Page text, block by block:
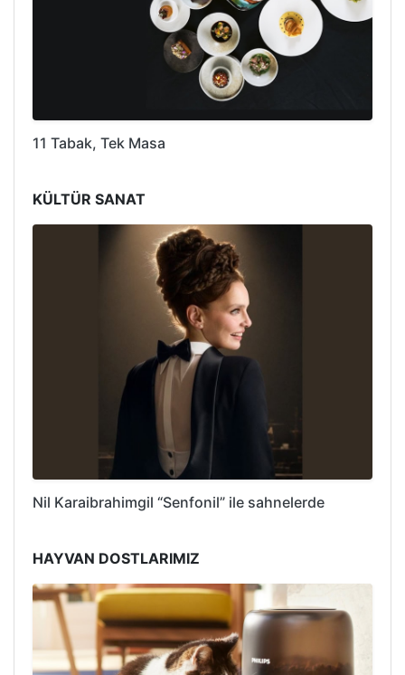
11 Tabak, Tek Masa
KÜLTÜR SANAT
Nil Karaibrahimgil “Senfonil” ile sahnelerde
HAYVAN DOSTLARIMIZ